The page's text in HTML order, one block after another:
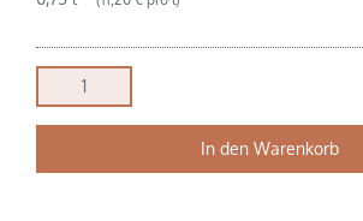
Rotwein
Menge
In den Warenkorb